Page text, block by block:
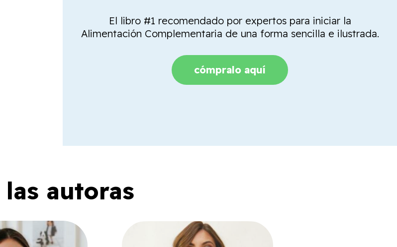
El libro #1 recomendado por expertos para iniciar la
Alimentación Complementaria de una forma sencilla e ilustrada.
cómpralo aquí
autoras